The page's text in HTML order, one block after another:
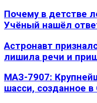
Почему в детстве
Учёный нашёл
Астронавт
лишила речи и
МАЗ-7907:
шасси, созданное